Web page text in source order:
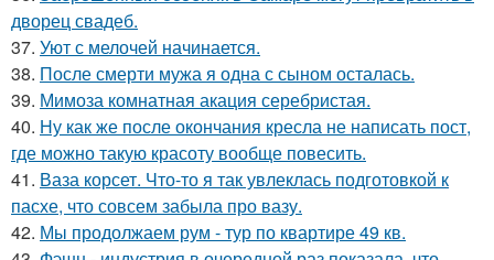
дворец свадеб.
37. Уют с мелочей начинается.
38. После смерти мужа я одна с сыном осталась.
39. Мимоза комнатная акация серебристая.
40. Ну как же после окончания кресла не написать пост,
где можно такую красоту вообще повесить.
41. Ваза корсет. Что-то я так увлеклась подготовкой к
пасхе, что совсем забыла про вазу.
42. Мы продолжаем рум - тур по квартире 49 кв.